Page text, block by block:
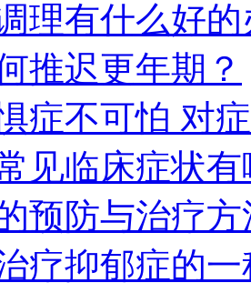
理有什么好
推迟更年期？
症不可怕 对
见临床症状有
预防与治疗
疗抑郁症的